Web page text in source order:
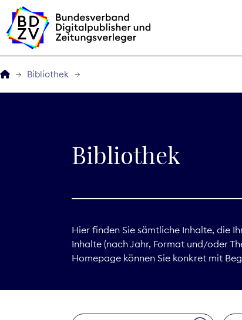
BDZVplus GmbH
Service
Bibliothek
Bibliothek
Hier finden Sie sämtliche Inhalte, die
Inhalte (nach Jahr, Format und/oder
Homepage können Sie konkret mit